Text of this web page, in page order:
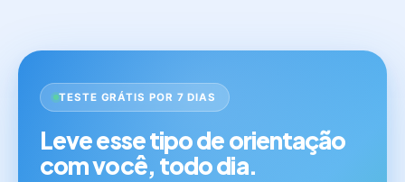
TESTE GRÁTIS POR 7 DIAS
Leve esse tipo de orientação
com você, todo dia.